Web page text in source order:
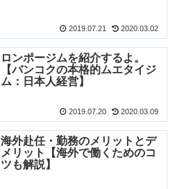
2019.07.21 2020.03.02
ロンポージムを紹介するよ。
【バンコクの本格的ムエタイジ
ム：日本人経営】
2019.07.20 2020.03.09
海外赴任・勤務のメリットとデ
メリット【海外で働くためのコ
ツも解説】